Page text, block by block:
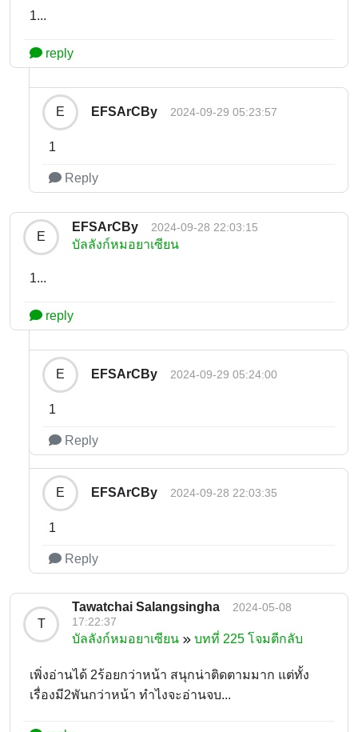
1...
reply
E EFSArCBy 2024-09-29 05:23:57
1
Reply
E
EFSArCBy 2024-09-28 22:03:15
บัลลังก์หมอยาเซียน
1...
reply
E EFSArCBy 2024-09-29 05:24:00
1
Reply
E EFSArCBy 2024-09-28 22:03:35
1
Reply
T
Tawatchai Salangsingha
2024-05-08
17:22:37
บัลลังก์หมอยาเซียน บทที่ 225 โจมตีกลับ
เพิ่งอ่านได้ 2ร้อยกว่าหน้า สนุกน่าติดตามมาก แต่ทั้ง
เรื่องมี2พันกว่าหน้า ทำไงจะอ่านจบ...